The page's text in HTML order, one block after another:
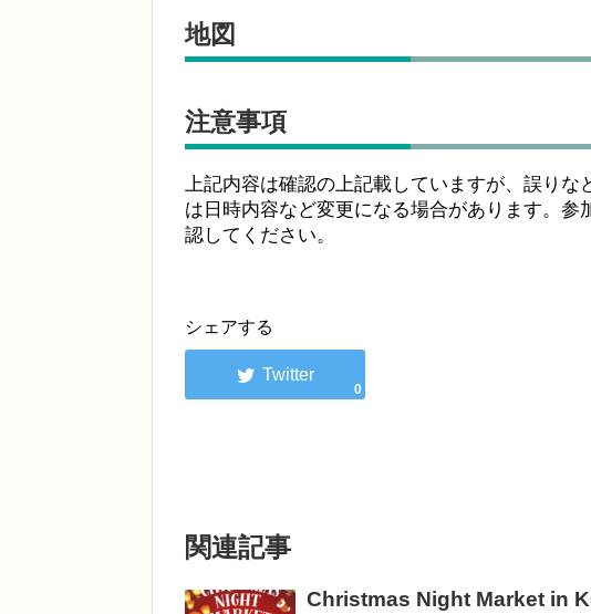
地図
注意事項
上記内容は確認の上記載していますが、誤りな
は日時内容など変更になる場合があります。
認してください。
シェアする
0
関連記事
Christmas Night Market in